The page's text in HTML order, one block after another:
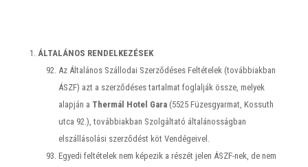
ÁLTALÁNOS RENDELKEZÉSEK
Az Általános Szállodai Szerződéses Feltételek (továbbiakban
ÁSZF) azt a szerződéses tartalmat foglalják össze, melyek
alapján a Thermál Hotel Gara (5525 Füzesgyarmat, Kossuth
utca 92.), továbbiakban Szolgáltató általánosságban
elszállásolási szerződést köt Vendégeivel.
Egyedi feltételek nem képezik a részét jelen ÁSZF-nek, de nem